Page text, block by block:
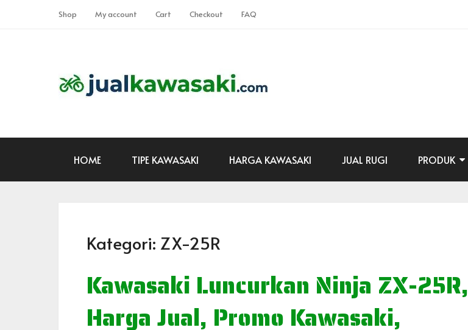
Shop My account Cart Checkout FAQ
HOME TIPE KAWASAKI HARGA KAWASAKI JUAL RUGI PRODUK
Kategori: ZX-25R
Kawasaki Luncurkan Ninja ZX-25R,
Harga Jual, Promo Kawasaki,